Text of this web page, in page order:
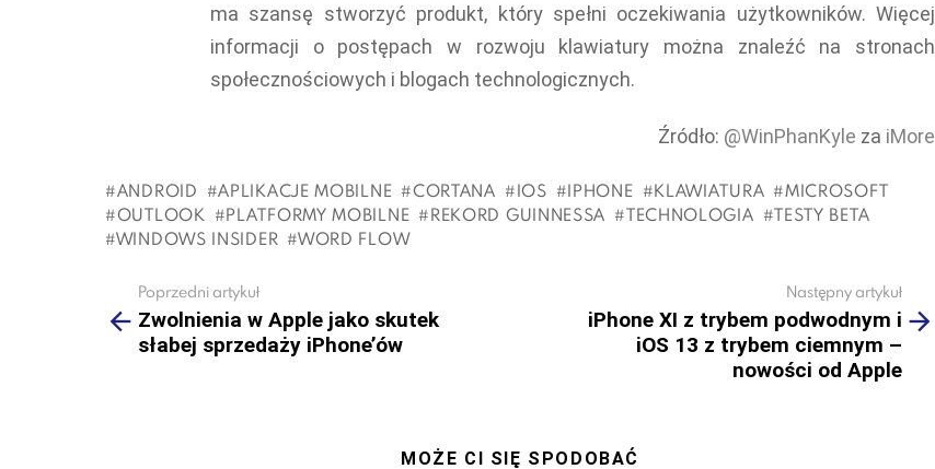
ma szansę stworzyć produkt, który spełni oczekiwania użytkowników. Więcej
informacji o postępach w rozwoju klawiatury można znaleźć na stronach
społecznościowych i blogach technologicznych.
Źródło: @WinPhanKyle za iMore
ANDROID APLIKACJE MOBILNE CORTANA IOS IPHONE KLAWIATURA
MICROSOFT
OUTLOOK
PLATFORMY MOBILNE REKORD GUINNESSA TECHNOLOGIA
TESTY BETA
WINDOWS INSIDER
WORD FLOW
more
Poprzedni artykuł
Zwolnienia w Apple jako skutek
słabej sprzedaży iPhone’ów
Następny artykuł
iPhone XI z trybem podwodnym i
iOS 13 z trybem ciemnym –
nowości od Apple
MOŻE CI SIĘ SPODOBAĆ